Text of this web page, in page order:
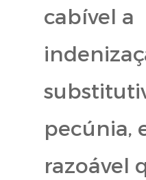
cabível a
pecúnia,
razoável